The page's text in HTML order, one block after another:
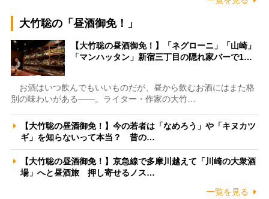
大竹聡の「昼酒御免！」
【大竹聡の昼酒御免！】「ネグローニ」「山崎」
「マンハッタン」新宿三丁目の隠れ家バーで1…
お酒はいつ飲んでもいいものだが、昼から飲むお酒にはまた格
別の味わいがある――。ライター・作家の大竹…
【大竹聡の昼酒御免！】今の若者は「なめろう」や「キヌカツ
ギ」を知らないって本当？ 昔の…
【大竹聡の昼酒御免！】京急線で多摩川越えて「川崎の大衆酒
場」へと昼酒旅 押し寄せるノス…
一覧を見る